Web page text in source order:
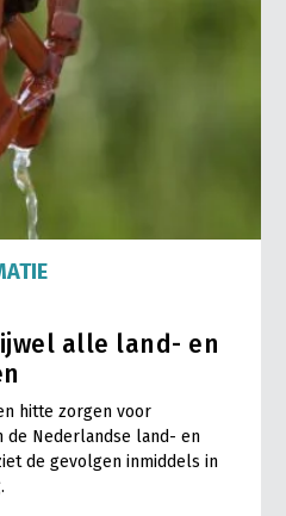
alle land- en
hitte zorgen voor
Nederlandse land- en
de gevolgen inmiddels in